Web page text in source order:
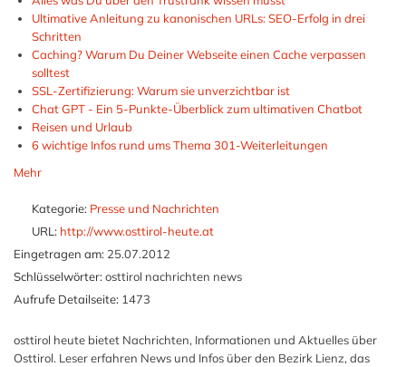
Ultimative Anleitung zu kanonischen URLs: SEO-Erfolg in drei
Schritten
Caching? Warum Du Deiner Webseite einen Cache verpassen
solltest
SSL-Zertifizierung: Warum sie unverzichtbar ist
Chat GPT - Ein 5-Punkte-Überblick zum ultimativen Chatbot
Reisen und Urlaub
6 wichtige Infos rund ums Thema 301-Weiterleitungen
Mehr
Kategorie: Presse und Nachrichten
URL: http://www.osttirol-heute.at
Eingetragen am: 25.07.2012
Schlüsselwörter: osttirol nachrichten news
Aufrufe Detailseite: 1473
osttirol heute bietet Nachrichten, Informationen und Aktuelles über
Osttirol. Leser erfahren News und Infos über den Bezirk Lienz, das